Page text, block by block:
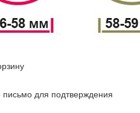
для подтверждения